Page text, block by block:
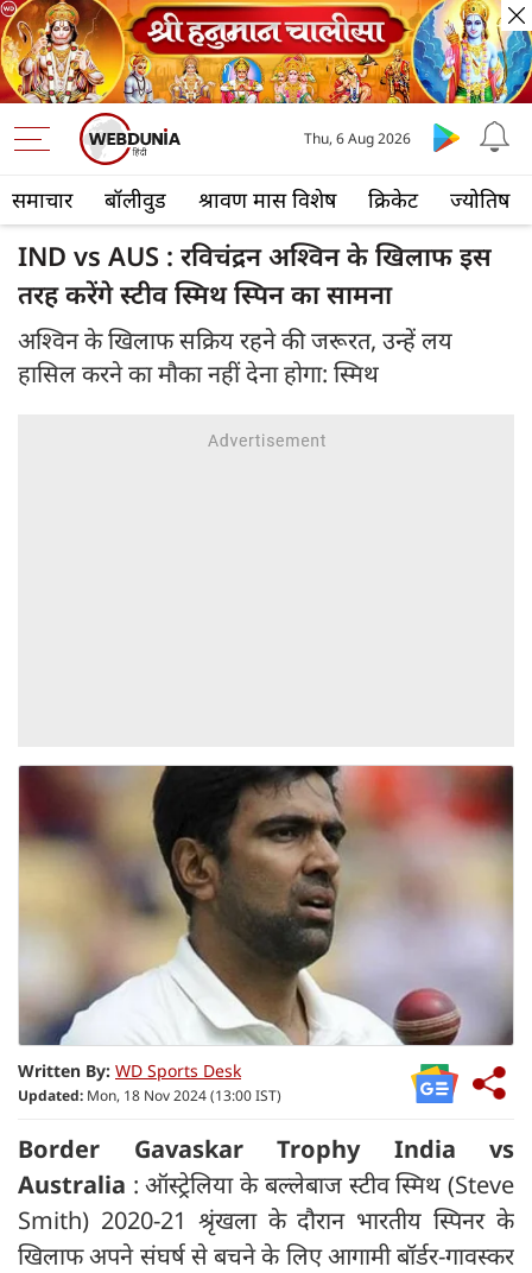
समाचार बॉलीवुड श्रावण मास विशेष क्रिकेट ज्योतिष
Thu, 6 Aug 2026
IND vs AUS : रविचंद्रन अश्विन के खिलाफ इस
तरह करेंगे स्टीव स्मिथ स्पिन का सामना
अश्विन के खिलाफ सक्रिय रहने की जरूरत, उन्हें लय
हासिल करने का मौका नहीं देना होगा: स्मिथ
Written By: WD Sports Desk
Updated: Mon, 18 Nov 2024 (13:00 IST)
Border Gavaskar Trophy India vs
Australia : ऑस्ट्रेलिया के बल्लेबाज स्टीव स्मिथ (Steve
Smith) 2020-21 श्रृंखला के दौरान भारतीय स्पिनर के
खिलाफ अपने संघर्ष से बचने के लिए आगामी बॉर्डर-गावस्कर